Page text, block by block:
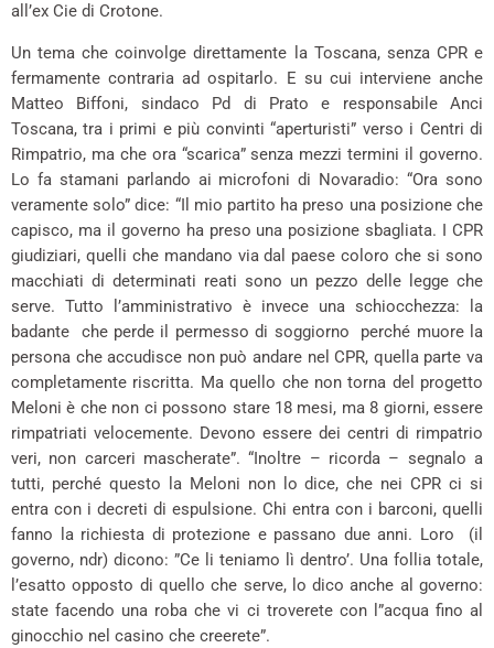
all’ex Cie di Crotone.
Un tema che coinvolge direttamente la Toscana, senza CPR e
fermamente contraria ad ospitarlo. E su cui interviene anche
Matteo Biffoni, sindaco Pd di Prato e responsabile Anci
Toscana, tra i primi e più convinti “aperturisti” verso i Centri di
Rimpatrio, ma che ora “scarica” senza mezzi termini il governo.
Lo fa stamani parlando ai microfoni di Novaradio: “Ora sono
veramente solo” dice: “Il mio partito ha preso una posizione che
capisco, ma il governo ha preso una posizione sbagliata. I CPR
giudiziari, quelli che mandano via dal paese coloro che si sono
macchiati di determinati reati sono un pezzo delle legge che
serve. Tutto l’amministrativo è invece una schiocchezza: la
badante che perde il permesso di soggiorno perché muore la
persona che accudisce non può andare nel CPR, quella parte va
completamente riscritta. Ma quello che non torna del progetto
Meloni è che non ci possono stare 18 mesi, ma 8 giorni, essere
rimpatriati velocemente. Devono essere dei centri di rimpatrio
veri, non carceri mascherate”. “Inoltre – ricorda – segnalo a
tutti, perché questo la Meloni non lo dice, che nei CPR ci si
entra con i decreti di espulsione. Chi entra con i barconi, quelli
fanno la richiesta di protezione e passano due anni. Loro (il
governo, ndr) dicono: ”Ce li teniamo lì dentro’. Una follia totale,
l’esatto opposto di quello che serve, lo dico anche al governo:
state facendo una roba che vi ci troverete con l”acqua fino al
ginocchio nel casino che creerete”.